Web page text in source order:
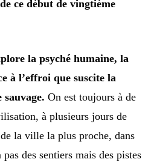
ce début de vingtième
la psyché humaine, la
à l’effroi que suscite la
On est toujours à de
à plusieurs jours de
la ville la plus proche, dans
des sentiers mais des pistes